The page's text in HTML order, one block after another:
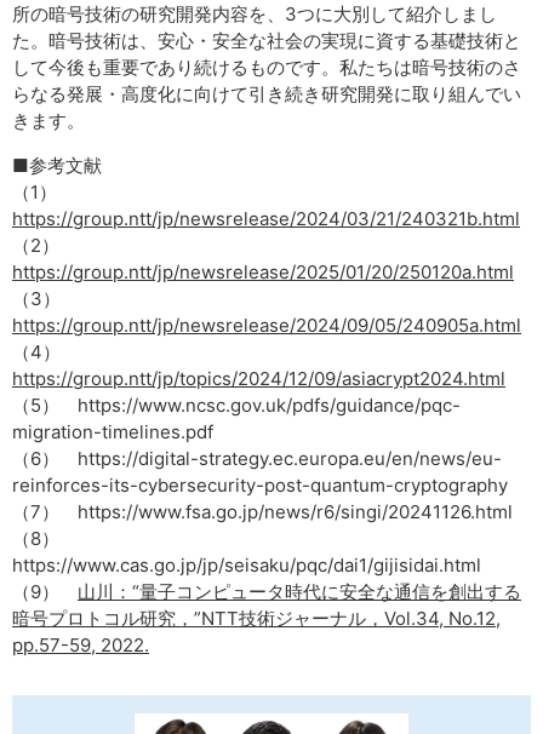
所の暗号技術の研究開発内容を、3つに大別して紹介しまし
た。暗号技術は、安心・安全な社会の実現に資する基礎技術と
して今後も重要であり続けるものです。私たちは暗号技術のさ
らなる発展・高度化に向けて引き続き研究開発に取り組んでい
きます。
■参考文献
（1）
https://group.ntt/jp/newsrelease/2024/03/21/240321b.html
（2）
https://group.ntt/jp/newsrelease/2025/01/20/250120a.html
（3）
https://group.ntt/jp/newsrelease/2024/09/05/240905a.html
（4）
https://group.ntt/jp/topics/2024/12/09/asiacrypt2024.html
（5） https://www.ncsc.gov.uk/pdfs/guidance/pqc-
migration-timelines.pdf
（6） https://digital-strategy.ec.europa.eu/en/news/eu-
reinforces-its-cybersecurity-post-quantum-cryptography
（7） https://www.fsa.go.jp/news/r6/singi/20241126.html
（8）
https://www.cas.go.jp/jp/seisaku/pqc/dai1/gijisidai.html
（9） 山川：“量子コンピュータ時代に安全な通信を創出する
暗号プロトコル研究，”NTT技術ジャーナル，Vol.34, No.12,
pp.57-59, 2022.